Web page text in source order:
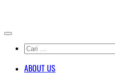
content
Cari
untuk:
ABOUT US